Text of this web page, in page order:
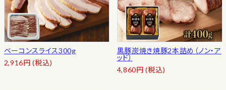
ベーコンスライス300g
2,916円(税込)
黒豚炭焼き焼豚2本詰め（ノン・ア
ッド）
4,860円(税込)